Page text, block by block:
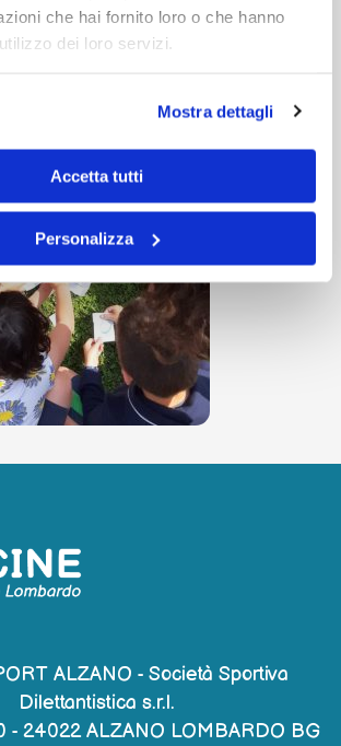
che hai fornito loro o che hanno
dei loro servizi.
Mostra dettagli
Accetta tutti
Personalizza
ALZANO - Società Sportiva
Dilettantistica s.r.l.
- 24022 ALZANO LOMBARDO BG